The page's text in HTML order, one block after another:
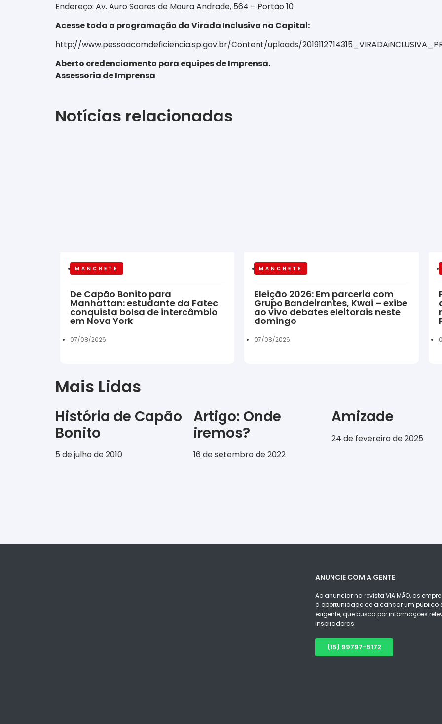
Endereço: Av. Auro Soares de Moura Andrade, 564 – Portão 10
Acesse toda a programação da Virada Inclusiva na Capital:
http://www.pessoacomdeficiencia.sp.gov.br/Content/uploads/
Aberto credenciamento para equipes de Imprensa.
Assessoria de Imprensa
Notícias relacionadas
MANCHETE
De Capão Bonito para
Manhattan: estudante da Fatec
conquista bolsa de intercâmbio
em Nova York
07/08/2026
MANCHETE
Eleição 2026: Em parceria com
Grupo Bandeirantes, Kwai – exibe
ao vivo debates eleitorais neste
domingo
07/08/2026
Mais Lidas
História de Capão
Bonito
5 de julho de 2010
Artigo: Onde
iremos?
16 de setembro de 2022
Amizade
24 de fevereiro de 2025
ANUNCIE COM A GENTE
Ao anunciar na revista VIA MÃO, as
a oportunidade de alcançar um público
exigente, que busca por informações
inspiradoras.
(15) 99797-5172